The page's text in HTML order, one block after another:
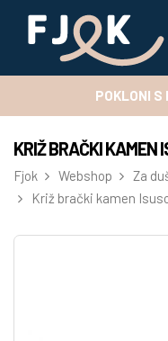
POKLONI S
KRIŽ BRAČKI KAMEN
Fjok Webshop Za
Križ brački kamen